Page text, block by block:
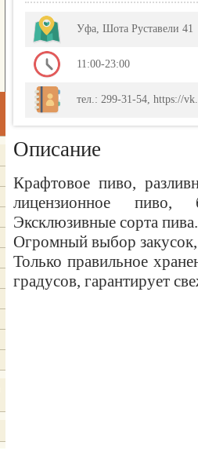
Уфа, Шота Руставели 41
11:00-23:00
тел.: 299-31-54, https://
Описание
Крафтовое пиво,
лицензионное пиво,
Эксклюзивные сорта пива.
Огромный выбор
Только правильное
градусов, гарантирует